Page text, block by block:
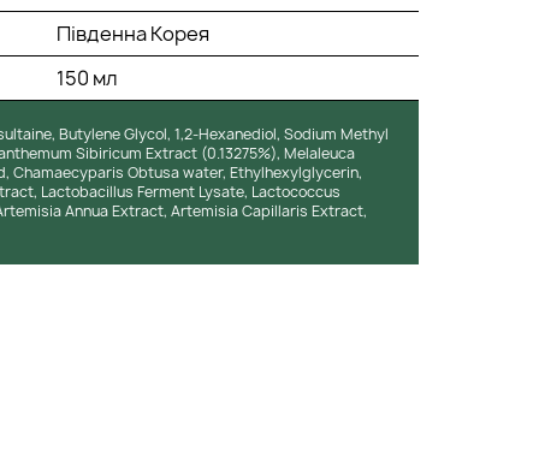
Південна Корея
150 мл
Butylene Glycol, 1,2-Hexanediol, Sodium Methyl
Sibiricum Extract (0.13275%), Melaleuca
Chamaecyparis Obtusa water, Ethylhexylglycerin,
Lactobacillus Ferment Lysate, Lactococcus
Annua Extract, Artemisia Capillaris Extract,